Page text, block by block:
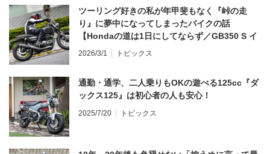
ツーリング好きの私が年甲斐もなく『峠の走
り』に夢中になってしまったバイクの話
【Hondaの道は1日にしてならず／GB350 S イ
ンプレ・レビュー 前編】
2026/3/1 トピックス
通勤・通学、二人乗りもOKの遊べる125cc『ダ
ックス125』は初心者の人も安心！
2025/7/20 トピックス